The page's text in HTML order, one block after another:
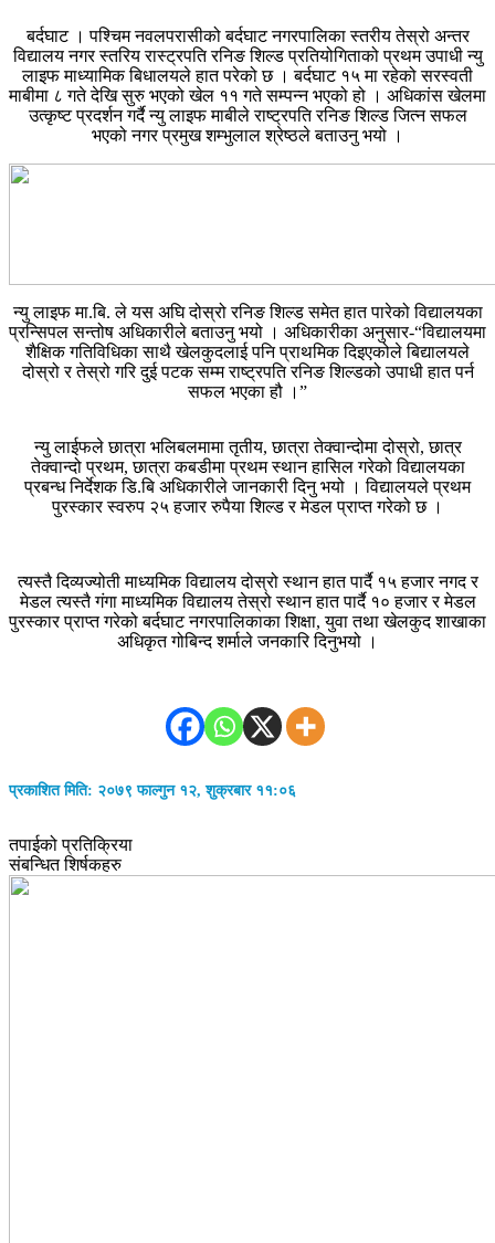
बर्दघाट । पश्चिम नवलपरासीको बर्दघाट नगरपालिका स्तरीय तेस्रो अन्तर
विद्यालय नगर स्तरिय रास्ट्रपति रनिङ शिल्ड प्रतियोगिताको प्रथम उपाधी न्यु
लाइफ माध्यामिक बिधालयले हात परेको छ । बर्दघाट १५ मा रहेको सरस्वती
माबीमा ८ गते देखि सुरु भएको खेल ११ गते सम्पन्न भएको हो । अधिकांस खेलमा
उत्कृष्ट प्रदर्शन गर्दै न्यु लाइफ माबीले राष्ट्रपति रनिङ शिल्ड जित्न सफल
भएको नगर प्रमुख शम्भुलाल श्रेष्ठले बताउनु भयो ।
न्यु लाइफ मा.बि. ले यस अघि दोस्रो रनिङ शिल्ड समेत हात पारेको विद्यालयका
प्रन्सिपल सन्तोष अधिकारीले बताउनु भयो । अधिकारीका अनुसार-“विद्यालयमा
शैक्षिक गतिविधिका साथै खेलकुदलाई पनि प्राथमिक दिइएकोले बिद्यालयले
दोस्रो र तेस्रो गरि दुई पटक सम्म राष्ट्रपति रनिङ शिल्डको उपाधी हात पर्न
सफल भएका हौ ।”
न्यु लाईफले छात्रा भलिबलमामा तृतीय, छात्रा तेक्वान्दोमा दोस्रो, छात्र
तेक्वान्दो प्रथम, छात्रा कबडीमा प्रथम स्थान हासिल गरेको विद्यालयका
प्रबन्ध निर्देशक डि.बि अधिकारीले जानकारी दिनु भयो । विद्यालयले प्रथम
पुरस्कार स्वरुप २५ हजार रुपैया शिल्ड र मेडल प्राप्त गरेको छ ।
त्यस्तै दिव्यज्योती माध्यमिक विद्यालय दोस्रो स्थान हात पार्दै १५ हजार नगद र
मेडल त्यस्तै गंगा माध्यमिक विद्यालय तेस्रो स्थान हात पार्दै १० हजार र मेडल
पुरस्कार प्राप्त गरेको बर्दघाट नगरपालिकाका शिक्षा, युवा तथा खेलकुद शाखाका
अधिकृत गोबिन्द शर्माले जनकारि दिनुभयो ।
प्रकाशित मिति: २०७९ फाल्गुन १२, शुक्रबार ११:०६
तपाईको प्रतिक्रिया
संबन्धित शिर्षकहरु